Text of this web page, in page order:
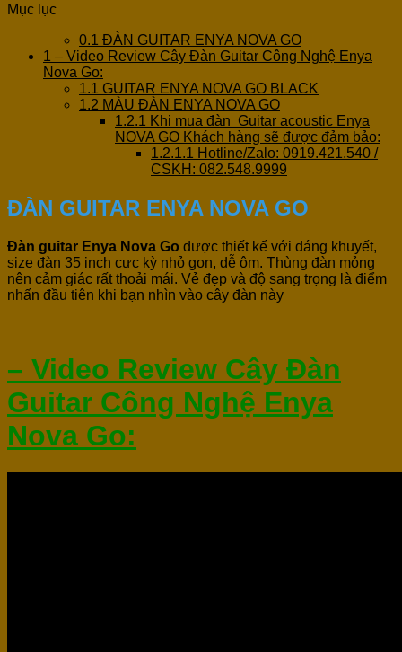
Mục lục
0.1 ĐÀN GUITAR ENYA NOVA GO
1 – Video Review Cây Đàn Guitar Công Nghệ Enya
Nova Go:
1.1 GUITAR ENYA NOVA GO BLACK
1.2 MÀU ĐÀN ENYA NOVA GO
1.2.1 Khi mua đàn Guitar acoustic Enya
NOVA GO Khách hàng sẽ được đảm bảo:
1.2.1.1 Hotline/Zalo: 0919.421.540 /
CSKH: 082.548.9999
ĐÀN GUITAR ENYA NOVA GO
Đàn guitar Enya Nova Go được thiết kế với dáng khuyết,
size đàn 35 inch cực kỳ nhỏ gọn, dễ ôm. Thùng đàn mỏng
nên cảm giác rất thoải mái. Vẻ đẹp và độ sang trọng là điểm
nhấn đầu tiên khi bạn nhìn vào cây đàn này
– Video Review Cây Đàn
Guitar Công Nghệ Enya
Nova Go: